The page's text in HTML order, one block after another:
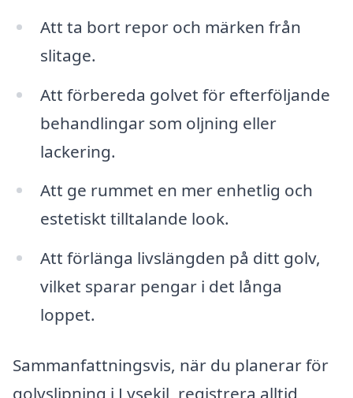
Att ta bort repor och märken från
slitage.
Att förbereda golvet för efterföljande
behandlingar som oljning eller
lackering.
Att ge rummet en mer enhetlig och
estetiskt tilltalande look.
Att förlänga livslängden på ditt golv,
vilket sparar pengar i det långa
loppet.
Sammanfattningsvis, när du planerar för
golvslipning i Lysekil, registrera alltid